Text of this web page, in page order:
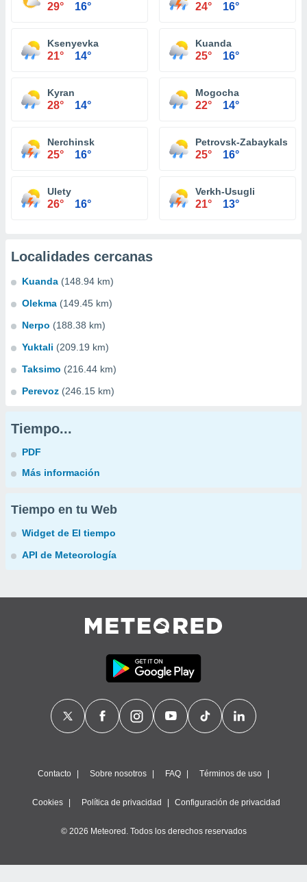
29° 16° 24° 16°
Ksenyevka
21° 14°
Kuanda
25° 16°
Kyran
28° 14°
Mogocha
22° 14°
Nerchinsk
25° 16°
Petrovsk-Zabaykalsky
25° 16°
Ulety
26° 16°
Verkh-Usugli
21° 13°
Localidades cercanas
Kuanda (148.94 km)
Olekma (149.45 km)
Nerpo (188.38 km)
Yuktali (209.19 km)
Taksimo (216.44 km)
Perevoz (246.15 km)
Tiempo...
PDF
Más información
Tiempo en tu Web
Widget de El tiempo
API de Meteorología
Contacto Sobre nosotros FAQ Términos de uso
Cookies Política de privacidad Configuración de privacidad
© 2026 Meteored. Todos los derechos reservados